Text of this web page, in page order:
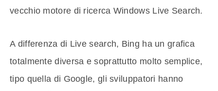
vecchio motore di ricerca Windows Live Search.
A differenza di Live search, Bing ha un grafica
totalmente diversa e soprattutto molto semplice,
tipo quella di Google, gli sviluppatori hanno